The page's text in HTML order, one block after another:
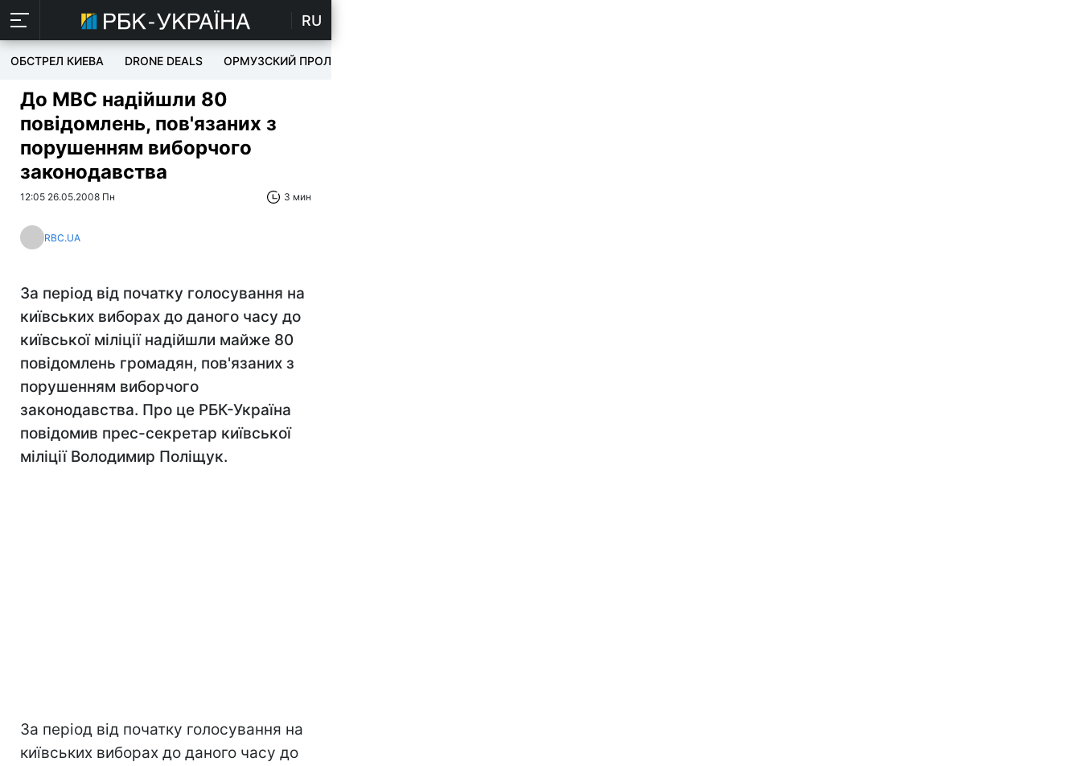
RU
ОБСТРЕЛ КИЕВА DRONE DEALS ОРМУЗСКИЙ ПРОЛИВ
До МВС надійшли 80
повідомлень, пов'язаних з
порушенням виборчого
законодавства
12:05 26.05.2008 Пн 3 мин
RBC.UA
За період від початку голосування на
київських виборах до даного часу до
київської міліції надійшли майже 80
повідомлень громадян, пов'язаних з
порушенням виборчого
законодавства. Про це РБК-Україна
повідомив прес-секретар київської
міліції Володимир Поліщук.
За період від початку голосування на
київських виборах до даного часу до